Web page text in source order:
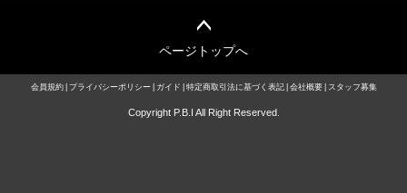
ページトップへ
会員規約 プライバシーポリシー ガイド 特定商取引法に基づく表記 会社概要 スタッフ募集
Copyright P.B.I All Right Reserved.